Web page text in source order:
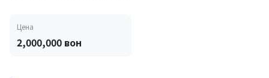
Цена
2,000,000 вон